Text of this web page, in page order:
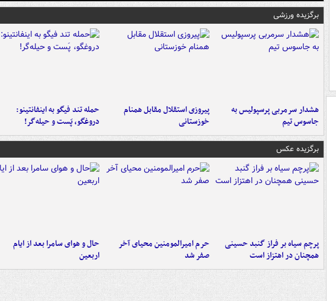
برگزیده ورزشی
هشدار سرمربی پرسپولیس به
جاسوس تیم
پیروزی استقلال مقابل همنام
خوزستانی
حمله تند فیگو به اینفانتینو:
دروغگو، پَست‌ و حیله‌گر!
برگزیده عکس
پرچم سیاه بر فراز گنبد حسینی
همچنان در اهتزاز است
حرم امیرالمومنین محیای آخر
صفر شد
حال و هوای سامرا بعد از ایام
اربعین